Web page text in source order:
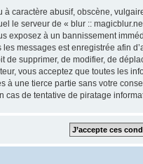
caractère abusif, obscène,
le serveur de « blur ::
exposez à un bannissement
les messages est enregistrée afin
de supprimer, de modifier, de
vous acceptez que toutes les
à une tierce partie sans votre
cas de tentative de piratage